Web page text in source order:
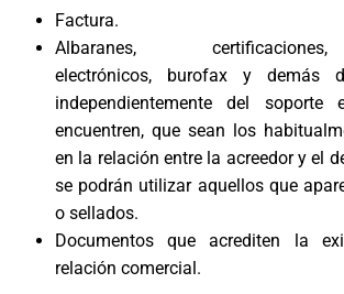
Factura.
Albaranes,
electrónicos, burofax y demás
independientemente del
encuentren, que sean los
en la relación entre la acreedor y el
se podrán utilizar aquellos que
o sellados.
Documentos que acrediten la
relación comercial.